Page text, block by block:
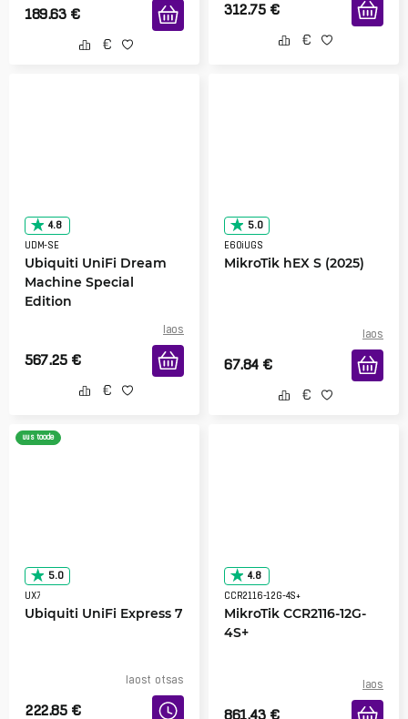
189.63 € 312.75 €
4.8
UDM-SE
Ubiquiti UniFi Dream
Machine Special
Edition
laos
567.25 €
5.0
E60iUGS
MikroTik hEX S (2025)
laos
67.84 €
uus toode
5.0
UX7
Ubiquiti UniFi Express 7
laost otsas
222.85 €
4.8
CCR2116-12G-4S+
MikroTik CCR2116-12G-
4S+
laos
861.43 €